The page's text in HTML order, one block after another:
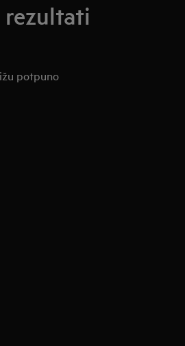
rezultati
potpuno